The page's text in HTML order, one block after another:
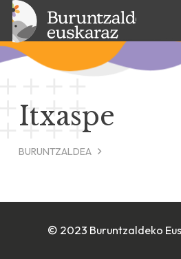
Itxaspe
BURUNTZALDEA
© 2023 Buruntzaldeko